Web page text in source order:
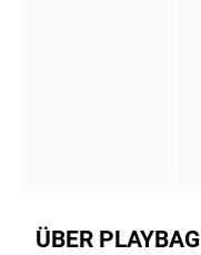
ÜBER PLAYBAG